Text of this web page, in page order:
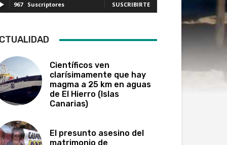
967 Suscriptores SUSCRIBIRTE
Científicos ven
clarísimamente que hay
magma a 25 km en aguas
de El Hierro (Islas
Canarias)
El presunto asesino del
matrimonio de